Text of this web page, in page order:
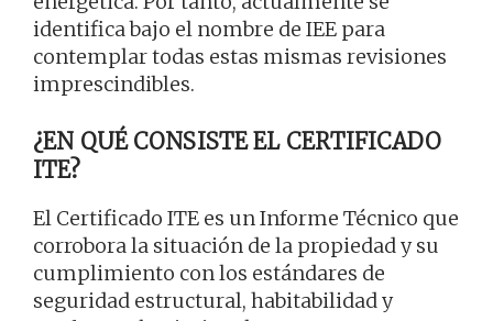
identifica bajo el nombre de IEE para
contemplar todas estas mismas revisiones
imprescindibles.
¿EN QUÉ CONSISTE EL CERTIFICADO
ITE?
El Certificado ITE es un Informe Técnico que
corrobora la situación de la propiedad y su
cumplimiento con los estándares de
seguridad estructural, habitabilidad y